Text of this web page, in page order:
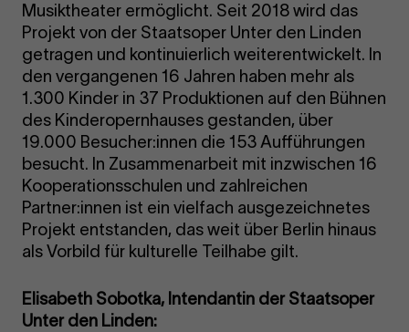
Musiktheater ermöglicht. Seit 2018 wird das
Projekt von der Staatsoper Unter den Linden
getragen und kontinuierlich weiterentwickelt. In
den vergangenen 16 Jahren haben mehr als
1.300 Kinder in 37 Produktionen auf den Bühnen
des Kinderopernhauses gestanden, über
19.000 Besucher:innen die 153 Aufführungen
besucht. In Zusammenarbeit mit inzwischen 16
Kooperationsschulen und zahlreichen
Partner:innen ist ein vielfach ausgezeichnetes
Projekt entstanden, das weit über Berlin hinaus
als Vorbild für kulturelle Teilhabe gilt.
Elisabeth Sobotka, Intendantin der Staatsoper
Unter den Linden: